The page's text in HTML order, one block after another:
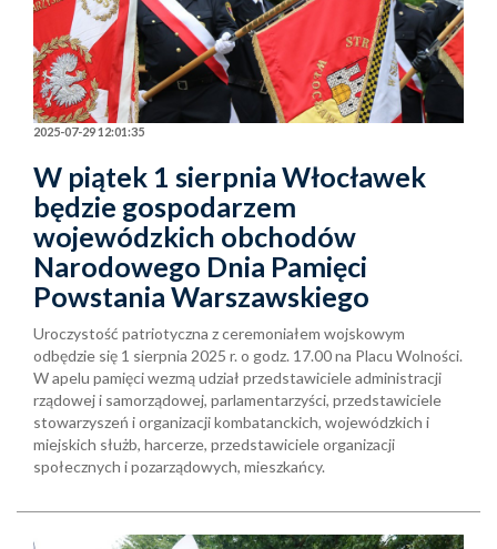
2025-07-29 12:01:35
W piątek 1 sierpnia Włocławek
będzie gospodarzem
wojewódzkich obchodów
Narodowego Dnia Pamięci
Powstania Warszawskiego
Uroczystość patriotyczna z ceremoniałem wojskowym
odbędzie się 1 sierpnia 2025 r. o godz. 17.00 na Placu Wolności.
W apelu pamięci wezmą udział przedstawiciele administracji
rządowej i samorządowej, parlamentarzyści, przedstawiciele
stowarzyszeń i organizacji kombatanckich, wojewódzkich i
miejskich służb, harcerze, przedstawiciele organizacji
społecznych i pozarządowych, mieszkańcy.